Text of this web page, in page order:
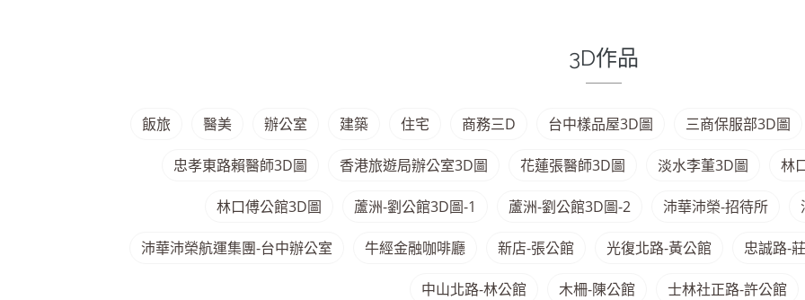
3D作品
飯旅 醫美 辦公室 建築 住宅 商務三D 台中樣品屋3D圖 三商保服部3D圖
忠孝東路賴醫師3D圖 香港旅遊局辦公室3D圖 花蓮張醫師3D圖 淡水李董3D圖 林
林口傅公館3D圖 蘆洲-劉公館3D圖-1 蘆洲-劉公館3D圖-2 沛華沛榮-招待所
沛華沛榮航運集團-台中辦公室 牛經金融咖啡廳 新店-張公館 光復北路-黃公館 忠誠路-
中山北路-林公館 木柵-陳公館 士林社正路-許公館